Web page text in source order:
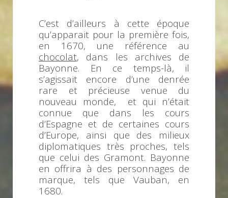
C’est d’ailleurs à cette époque
qu’apparait pour la première fois,
en 1670, une référence au
chocolat, dans les archives de
Bayonne. En ce temps-là, il
s’agissait encore d’une denrée
rare et précieuse venue du
nouveau monde, et qui n’était
connue que dans les cours
d’Espagne et de certaines cours
d’Europe, ainsi que des milieux
diplomatiques très proches, tels
que celui des Gramont. Bayonne
en offrira à des personnages de
marque, tels que Vauban, en
1680.